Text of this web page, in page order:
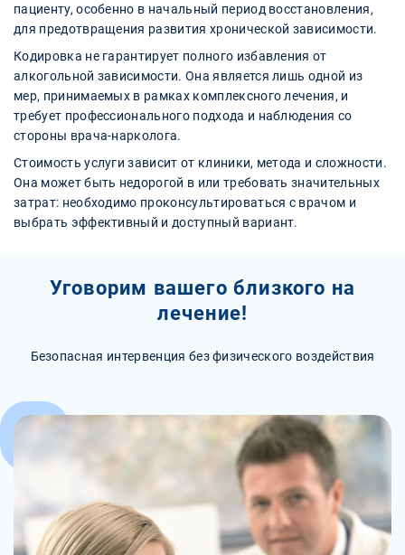
пациенту, особенно в начальный период восстановления,
для предотвращения развития хронической зависимости.
Кодировка не гарантирует полного избавления от
алкогольной зависимости. Она является лишь одной из
мер, принимаемых в рамках комплексного лечения, и
требует профессионального подхода и наблюдения со
стороны врача-нарколога.
Стоимость услуги зависит от клиники, метода и сложности.
Она может быть недорогой в или требовать значительных
затрат: необходимо проконсультироваться с врачом и
выбрать эффективный и доступный вариант.
Уговорим вашего близкого на
лечение!
Безопасная интервенция без физического воздействия